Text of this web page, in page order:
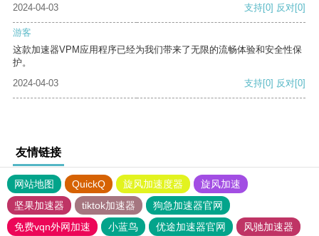
2024-04-03 支持[0] 反对[0]
游客
这款加速器VPM应用程序已经为我们带来了无限的流畅体验和安全性保
护。
2024-04-03
支持[0] 反对[0]
友情链接
网站地图 QuickQ 旋风加速度器
旋风加速
坚果加速器
tiktok加速器
狗急加速器官网
免费vqn外网加速
小蓝鸟 优途加速器官网
风驰加速器